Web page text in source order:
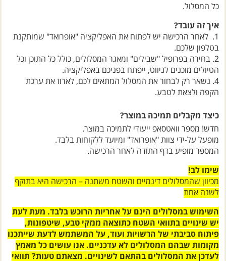
1. לאחר הרכישה יש לפתוח את האפליקציה "אופרואד" שמותקנת
בטלפון שלכם.
2. בחירה בפרופיל "שבילים" ומאגר המסלולים, כולל כל התוכן וכל
הטיולים מוכנים לניווט, ייפתח בפניכם באפליקציה.
4. נשאר רק
לבחור את המסלול המתאים לכם, לארוז את ערכת
הקפה ולצאת לטבע.
חדש! מספר וואטסאפ ייעודי לתמיכה במוצר.
מופעל על-ידי צוות "אופרואד" ומיועד ללקוחות בלבד.
המספר מופיע בדף התודה לאחר הרכישה.
מכיוון שהמסלולים דינמיים והשטח משתנה – הרכישה היא בתוקף
לשנה אחת
השימוש במסלולים הינם על אחריות הרוכש בלבד. מעת לעת
יש שינויים בתוואי השטח כתוצאה מנזקי טבע, שיטפונות,
פיתוח סביבתי של הרשויות ועוד, על המשתמש לדעת שייתכנו
מקומות שבהם המסלולים לא עדכניים. אנו עושים כל מאמץ
לעדכן את המסלולים בהתאם לשינויים. מצאתם טעות? תוואי
שהשתנה? נשמח שתעדכנו אותנו ונתקן בהתאם.